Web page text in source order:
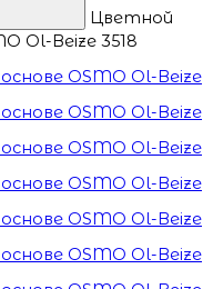
Цветной
Ol-Beize 3518